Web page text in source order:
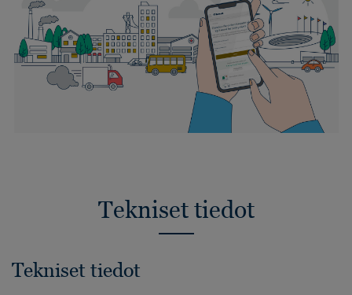
Tekniset tiedot
Tekniset tiedot